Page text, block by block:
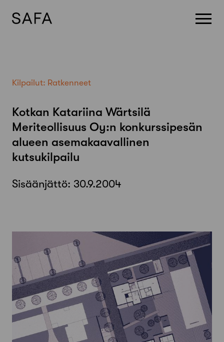
Kilpailut: Ratkenneet
Kotkan Katariina Wärtsilä
Meriteollisuus Oy:n konkurssipesän
alueen asemakaavallinen
kutsukilpailu
Sisäänjättö: 30.9.2004